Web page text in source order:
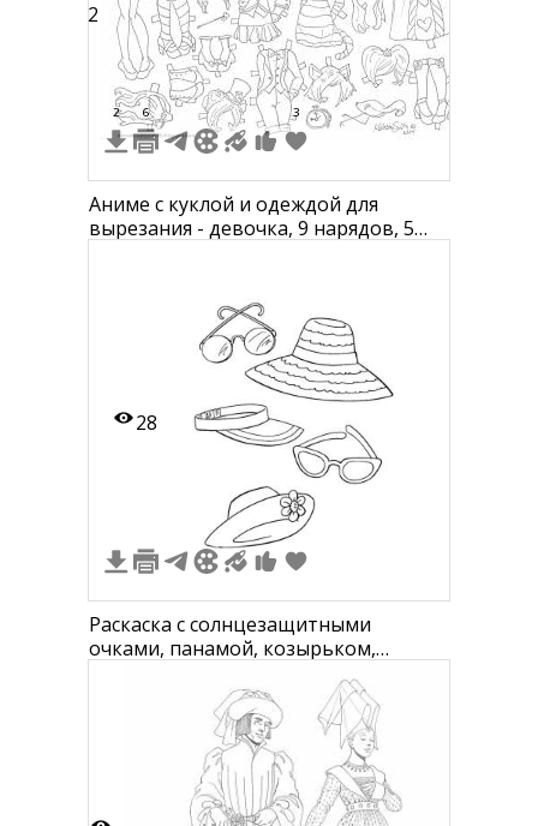
22
2 6 3
Аниме с куклой и одеждой для
вырезания - девочка, 9 нарядов, 5
28
Раскаска с солнцезащитными
очками, панамой, козырьком,